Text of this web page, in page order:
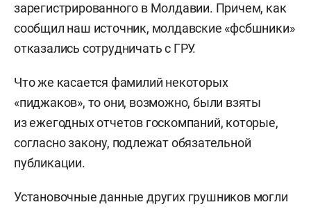
зарегистрированного в Молдавии. Причем, как
сообщил наш источник, молдавские «фсбшники»
отказались сотрудничать с ГРУ.
Что же касается фамилий некоторых
«пиджаков», то они, возможно, были взяты
из ежегодных отчетов госкомпаний, которые,
согласно закону, подлежат обязательной
публикации.
Установочные данные других грушников могли